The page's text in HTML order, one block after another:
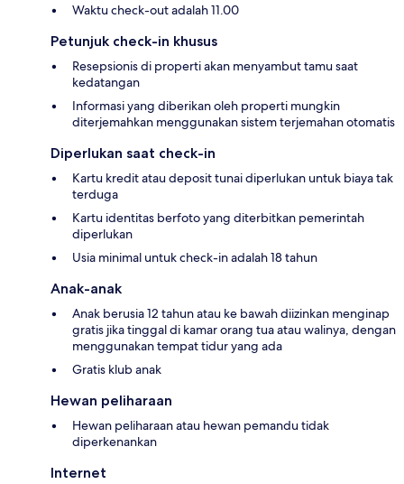
Waktu check-out adalah 11.00
Petunjuk check-in khusus
Resepsionis di properti akan menyambut tamu saat
kedatangan
Informasi yang diberikan oleh properti mungkin
diterjemahkan menggunakan sistem terjemahan otomatis
Diperlukan saat check-in
Kartu kredit atau deposit tunai diperlukan untuk biaya tak
terduga
Kartu identitas berfoto yang diterbitkan pemerintah
diperlukan
Usia minimal untuk check-in adalah 18 tahun
Anak-anak
Anak berusia 12 tahun atau ke bawah diizinkan menginap
gratis jika tinggal di kamar orang tua atau walinya, dengan
menggunakan tempat tidur yang ada
Gratis klub anak
Hewan peliharaan
Hewan peliharaan atau hewan pemandu tidak
diperkenankan
Internet